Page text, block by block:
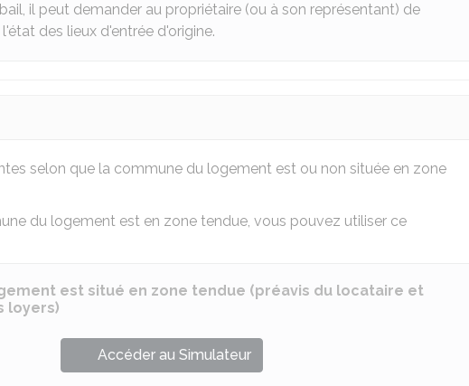
il peut demander au propriétaire (ou à son représentant) de
des lieux d'entrée d'origine.
selon que la commune du logement est ou non située en zone
du logement est en zone tendue, vous pouvez utiliser ce
est situé en zone tendue (préavis du locataire et
loyers)
Accéder au Simulateur